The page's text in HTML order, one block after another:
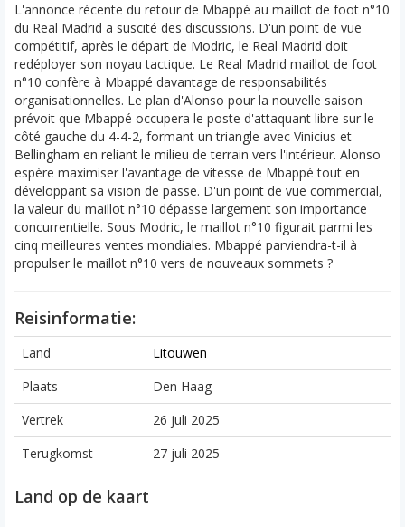
L'annonce récente du retour de Mbappé au maillot de foot n°10
du Real Madrid a suscité des discussions. D'un point de vue
compétitif, après le départ de Modric, le Real Madrid doit
redéployer son noyau tactique. Le Real Madrid maillot de foot
n°10 confère à Mbappé davantage de responsabilités
organisationnelles. Le plan d'Alonso pour la nouvelle saison
prévoit que Mbappé occupera le poste d'attaquant libre sur le
côté gauche du 4-4-2, formant un triangle avec Vinicius et
Bellingham en reliant le milieu de terrain vers l'intérieur. Alonso
espère maximiser l'avantage de vitesse de Mbappé tout en
développant sa vision de passe. D'un point de vue commercial,
la valeur du maillot n°10 dépasse largement son importance
concurrentielle. Sous Modric, le maillot n°10 figurait parmi les
cinq meilleures ventes mondiales. Mbappé parviendra-t-il à
propulser le maillot n°10 vers de nouveaux sommets ?
Reisinformatie:
Land
Litouwen
Plaats
Den Haag
Vertrek
26 juli 2025
Terugkomst
27 juli 2025
Land op de kaart